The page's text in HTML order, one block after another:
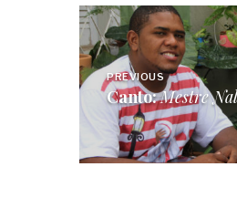
de
Post
PREVIOUS
Canto:Mestre